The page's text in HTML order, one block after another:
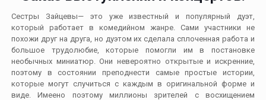
Сестры Зайцевы— это уже известный и популярный дуэт,
который работает в комедийном жанре. Сами участники не
похожи друг на друга, но дуэтом их сделала сплоченная работа и
большое трудолюбие, которые помогли им в постановке
необычных миниатюр. Они невероятно открытые и искренние,
поэтому в состоянии преподнести самые простые истории,
которые могут случиться с каждым в оригинальной форме и
виде. Имеено поэтому миллионы зрителей с восхищением